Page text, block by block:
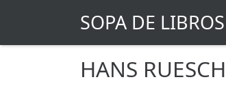
SOPA DE LIBROS
HANS RUESCH